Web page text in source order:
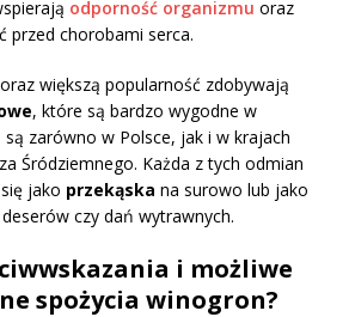
odporność organizmu oraz
przed chorobami serca.
większą popularność zdobywają
, które są bardzo wygodne w
są zarówno w Polsce, jak i w krajach
Śródziemnego. Każda z tych odmian
jako przekąska na surowo lub jako
czy dań wytrawnych.
i możliwe
spożycia winogron?